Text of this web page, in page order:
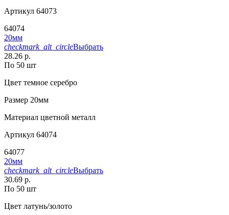
Артикул 64073
64074
20мм
checkmark_alt_circleВыбрать
28.26 р.
По 50 шт
Цвет темное серебро
Размер 20мм
Материал цветной металл
Артикул 64074
64077
20мм
checkmark_alt_circleВыбрать
30.69 р.
По 50 шт
Цвет латунь/золото